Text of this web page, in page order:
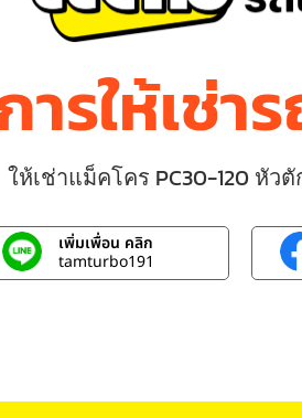
รให้เช่า
ให้เช่าแม็คโคร PC30-120 หัว
เพิ่มเพื่อน คลิก
tamturbo191